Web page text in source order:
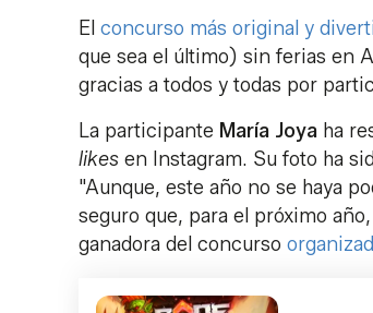
El concurso más original y
que sea el último) sin ferias en
gracias a todos y todas por
La participante María Joya ha
likes en Instagram. Su foto ha
"Aunque, este año no se haya
seguro que, para el próximo
ganadora del concurso